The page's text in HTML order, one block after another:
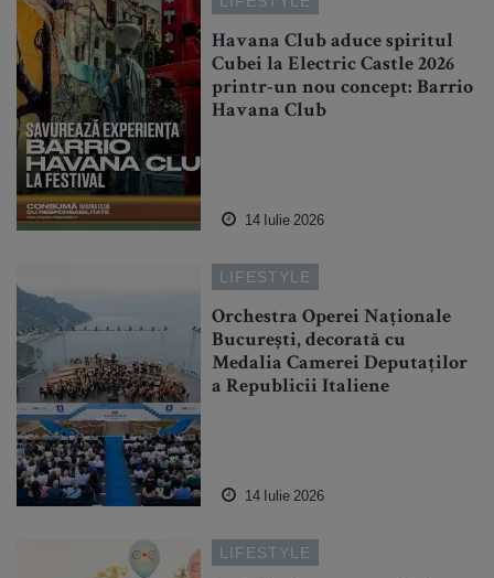
Havana Club aduce spiritul
Cubei la Electric Castle 2026
printr-un nou concept: Barrio
Havana Club
14 Iulie 2026
LIFESTYLE
Orchestra Operei Naționale
București, decorată cu
Medalia Camerei Deputaților
a Republicii Italiene
14 Iulie 2026
LIFESTYLE